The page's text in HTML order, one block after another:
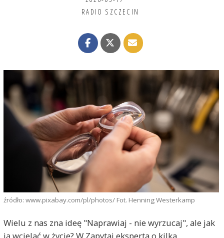
RADIO SZCZECIN
źródło: www.pixabay.com/pl/photos/ Fot. Henning Westerkamp
Wielu z nas zna ideę "Naprawiaj - nie wyrzucaj", ale jak